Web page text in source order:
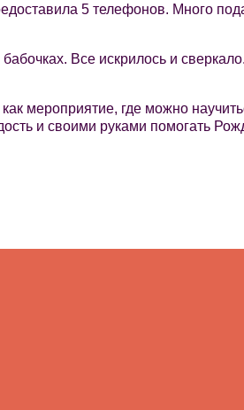
5 телефонов. Много
Все искрилось и
мероприятие, где можно
и своими руками помогать